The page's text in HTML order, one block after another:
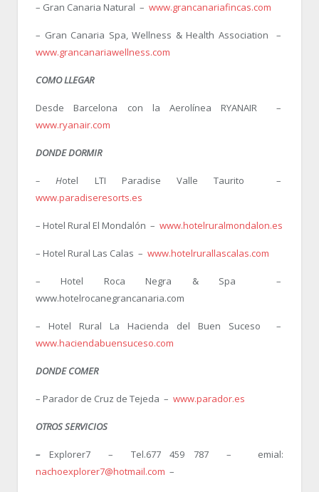
– Gran Canaria Natural – www.grancanariafincas.com
– Gran Canaria Spa, Wellness & Health Association –
www.grancanariawellness.com
COMO LLEGAR
Desde Barcelona con la Aerolínea RYANAIR –
www.ryanair.com
DONDE DORMIR
– Hotel LTI Paradise Valle Taurito –
www.paradiseresorts.es
– Hotel Rural El Mondalón – www.hotelruralmondalon.es
– Hotel Rural Las Calas – www.hotelrurallascalas.com
– Hotel Roca Negra & Spa –
www.hotelrocanegrancanaria.com
– Hotel Rural La Hacienda del Buen Suceso –
www.haciendabuensuceso.com
DONDE COMER
– Parador de Cruz de Tejeda – www.parador.es
OTROS SERVICIOS
–Explorer7 – Tel.677 459 787 – emial:
nachoexplorer7@hotmail.com –